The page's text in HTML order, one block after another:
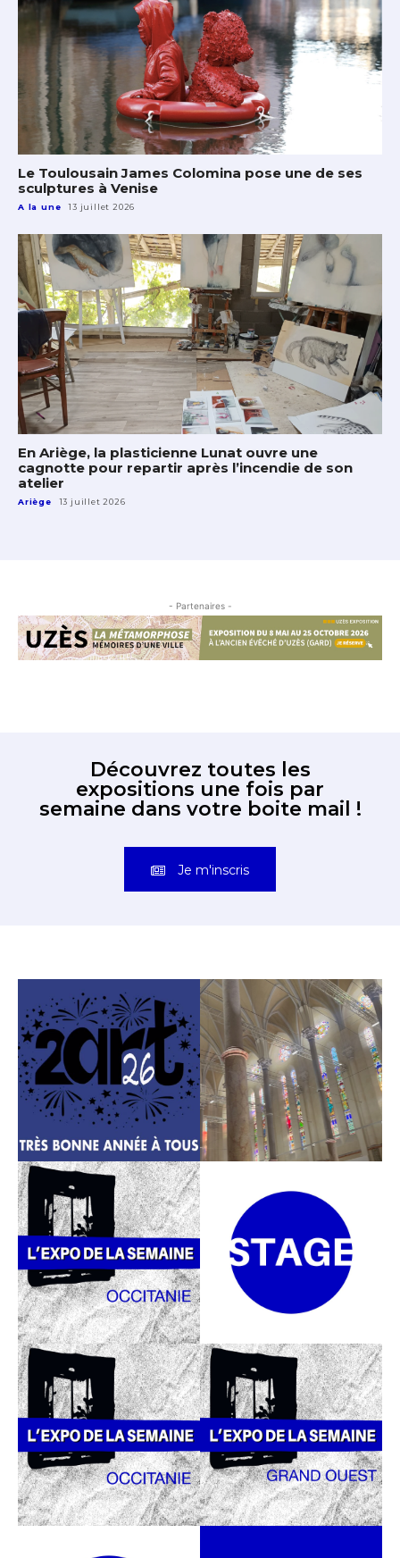
Le Toulousain James Colomina pose une de ses
sculptures à Venise
A la une 13 juillet 2026
En Ariège, la plasticienne Lunat ouvre une
cagnotte pour repartir après l’incendie de son
atelier
Ariège 13 juillet 2026
- Partenaires -
Découvrez toutes les
expositions une fois par
semaine dans votre boite mail !
Je m'inscris